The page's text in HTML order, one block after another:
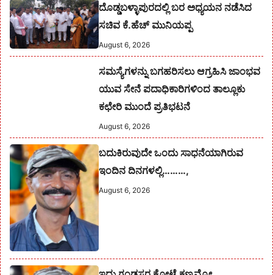
ದೊಡ್ಡಬಳ್ಳಾಪುರದಲ್ಲಿ ಬರ ಅಧ್ಯಯನ ನಡೆಸಿದ
ಸಚಿವ ಕೆ.ಹೆಚ್ ಮುನಿಯಪ್ಪ
August 6, 2026
ಸಮಸ್ಯೆಗಳನ್ನು ಬಗಹರಿಸಲು ಆಗ್ರಹಿಸಿ ಜಾಂಭವ
ಯುವ ಸೇನೆ ಪದಾಧಿಕಾರಿಗಳಿಂದ ತಾಲ್ಲೂಕು
ಕಛೇರಿ ಮುಂದೆ ಪ್ರತಿಭಟನೆ
August 6, 2026
ಬದುಕಿರುವುದೇ ಒಂದು ಸಾಧನೆಯಾಗಿರುವ
ಇಂದಿನ ದಿನಗಳಲ್ಲಿ………,
August 6, 2026